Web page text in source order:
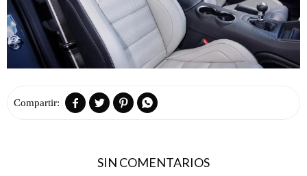
   
SIN COMENTARIOS